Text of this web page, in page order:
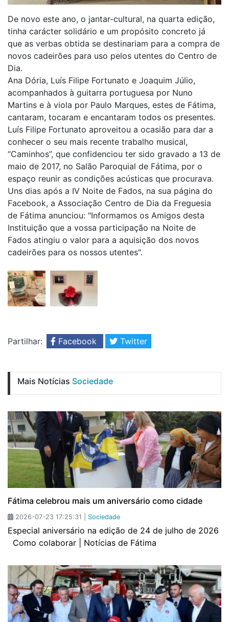
De novo este ano, o jantar‑cultural, na quarta edição,
tinha carácter solidário e um propósito concreto já
que as verbas obtida se destinariam para a compra de
novos cadeirões para uso pelos utentes do Centro de
Dia.
Ana Dória, Luís Filipe Fortunato e Joaquim Júlio,
acompanhados à guitarra portuguesa por Nuno
Martins e à viola por Paulo Marques, estes de Fátima,
cantaram, tocaram e encantaram todos os presentes.
Luís Filipe Fortunato aproveitou a ocasião para dar a
conhecer o seu mais recente trabalho musical,
“Caminhos”, que confidenciou ter sido gravado a 13 de
maio de 2017, no Salão Paroquial de Fátima, por o
espaço reunir as condições acústicas que procurava.
Uns dias após a IV Noite de Fados, na sua página do
Facebook, a Associação Centro de Dia da Freguesia
de Fátima anunciou: "Informamos os Amigos desta
Instituição que a vossa participação na Noite de
Fados atingiu o valor para a aquisição dos novos
cadeirões para os nossos utentes".
Partilhar: Facebook Twitter
Mais Notícias Sociedade
Fátima celebrou mais um aniversário como cidade
2026-07-23 17:25:31 | Sociedade
Especial aniversário na edição de 24 de julho de 2026
Como colaborar | Notícias de Fátima